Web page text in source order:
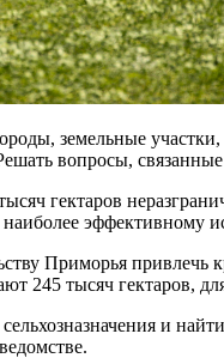
земельные
вопросы,
гектаров
Приморья
245 тысяч гектаров,
и